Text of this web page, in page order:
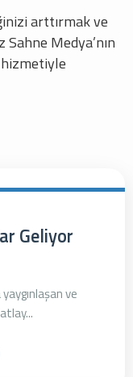
arttırmak ve
Medya’nın
hizmetiyle
Geliyor
ve